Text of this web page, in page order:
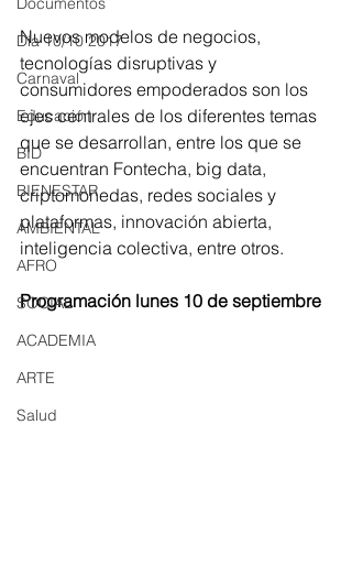
Día 10/10 2017
Carnaval
Educación
BID
BIENESTAR
AMBIENTAL
AFRO
SOCIAL
ACADEMIA
ARTE
Salud
Nuevos modelos de negocios,
tecnologías disruptivas y
consumidores empoderados son los
ejes centrales de los diferentes temas
que se desarrollan, entre los que se
encuentran Fontecha, big data,
criptomonedas, redes sociales y
plataformas, innovación abierta,
inteligencia colectiva, entre otros.
Programación lunes 10 de septiembre